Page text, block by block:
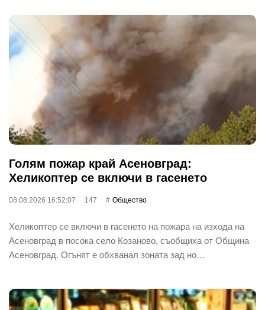
Голям пожар край Асеновград:
Хеликоптер се включи в гасенето
08.08.2026 16:52:07 147 Общество
Хеликоптер се включи в гасенето на пожара на изхода на
Асеновград в посока село Козаново, съобщиха от Община
Асеновград. Огънят е обхванал зоната зад но…